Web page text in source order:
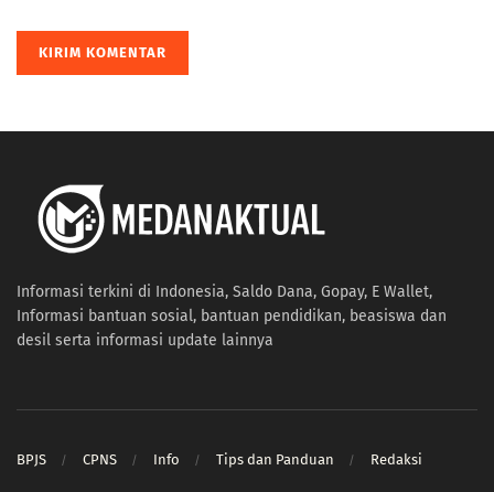
Informasi terkini di Indonesia, Saldo Dana, Gopay, E Wallet,
Informasi bantuan sosial, bantuan pendidikan, beasiswa dan
desil serta informasi update lainnya
BPJS CPNS Info Tips dan Panduan Redaksi